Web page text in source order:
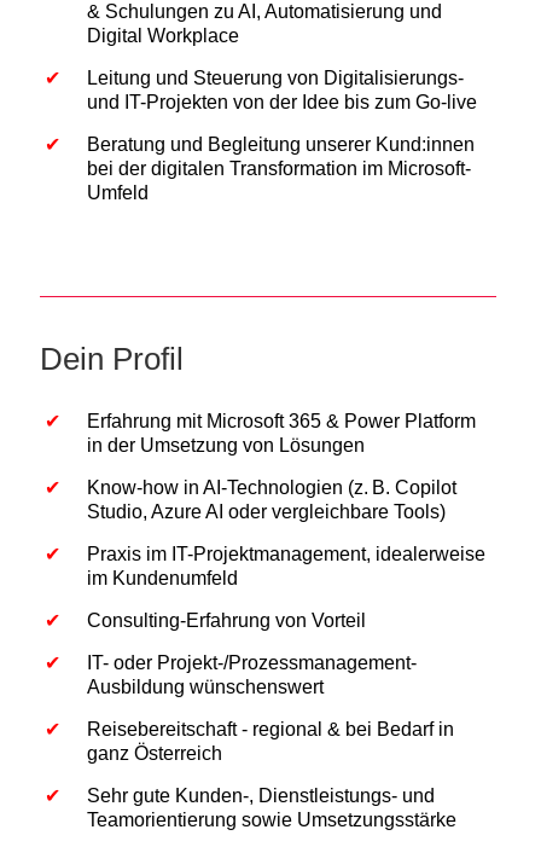
& Schulungen zu AI, Automatisierung und
Digital Workplace
Leitung und Steuerung von Digitalisierungs-
und IT-Projekten von der Idee bis zum Go-live
Beratung und Begleitung unserer Kund:innen
bei der digitalen Transformation im Microsoft-
Umfeld
Dein Profil
Erfahrung mit Microsoft 365 & Power Platform
in der Umsetzung von Lösungen
Know-how in AI-Technologien (z. B. Copilot
Studio, Azure AI oder vergleichbare Tools)
Praxis im IT-Projektmanagement, idealerweise
im Kundenumfeld
Consulting-Erfahrung von Vorteil
IT- oder Projekt-/Prozessmanagement-
Ausbildung wünschenswert
Reisebereitschaft - regional & bei Bedarf in
ganz Österreich
Sehr gute Kunden-, Dienstleistungs- und
Teamorientierung sowie Umsetzungsstärke